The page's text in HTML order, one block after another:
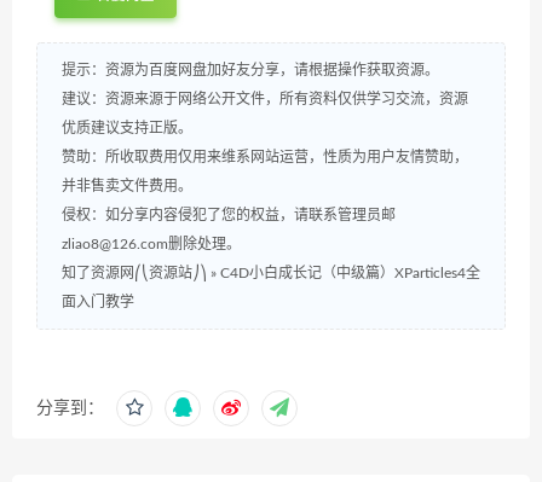
提示：资源为百度网盘加好友分享，请根据操作获取资源。
建议：资源来源于网络公开文件，所有资料仅供学习交流，资源
优质建议支持正版。
赞助：所收取费用仅用来维系网站运营，性质为用户友情赞助，
并非售卖文件费用。
侵权：如分享内容侵犯了您的权益，请联系管理员邮
zliao8@126.com删除处理。
知了资源网⎛⎝资源站⎠⎞ » C4D小白成长记（中级篇）XParticles4全
面入门教学
分享到：